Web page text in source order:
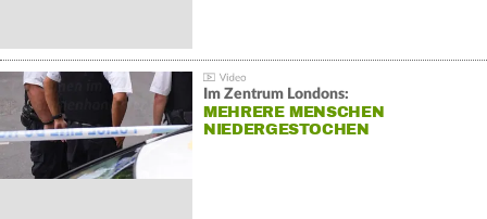
Im Zentrum Londons:
MEHRERE MENSCHEN
NIEDERGESTOCHEN